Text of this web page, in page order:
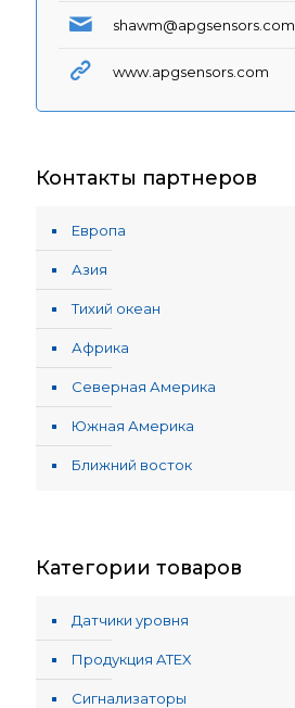
shawm@apgsensors.com
www.apgsensors.com
Контакты партнеров
Европа
Азия
Тихий океан
Африка
Северная Америка
Южная Америка
Ближний восток
Категории товаров
Датчики уровня
Продукция ATEX
Сигнализаторы